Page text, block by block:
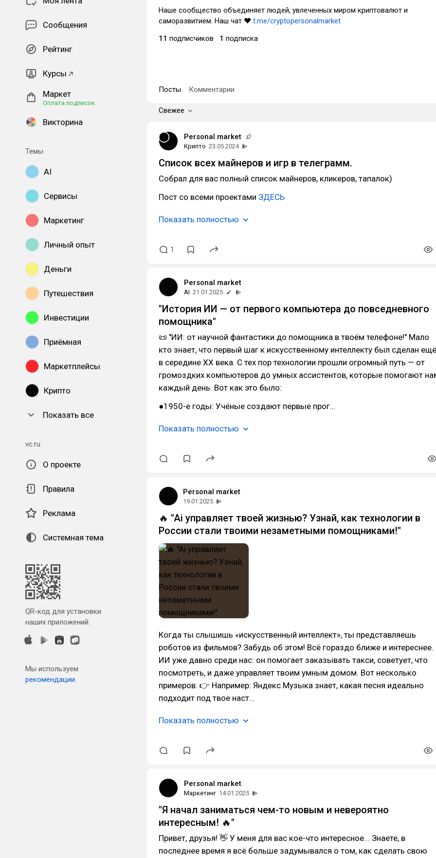
Сообщения
Рейтинг
Курсы
Маркет
Оплата подписок
Викторина
Темы
AI
Сервисы
Маркетинг
Личный опыт
Деньги
Путешествия
Инвестиции
Приёмная
Маркетплейсы
Крипто
Показать все
vc.ru
О проекте
Правила
Реклама
Системная тема
QR-код для установки
наших приложений.
Мы используем
рекомендации.
Наше сообщество объединяет людей, увлеченных миром криптовалют и
саморазвитием. Наш чат ❤ t.me/cryptopersonalmarket
11 подписчиков 1 подписка
Посты Комментарии
Свежее
Personal market
Крипто 23.05.2024
Список всех майнеров и игр в телеграмм.
Собрал для вас полный список майнеров, кликеров, тапалок)
Пост со всеми проектами ЗДЕСЬ
Показать полностью
1
Personal market
AI 21.01.2025
"История ИИ — от первого компьютера до повседневного
помощника"
📜 "ИИ: от научной фантастики до помощника в твоём телефоне!" Мало
кто знает, что первый шаг к искусственному интеллекту был сделан ещё
в середине XX века. С тех пор технологии прошли огромный путь — от
громоздких компьютеров до умных ассистентов, которые помогают
каждый день. Вот как это было:
●1950-е годы: Учёные создают первые прог…
Показать полностью
Personal market
19.01.2025
🔥 "Ai управляет твоей жизнью? Узнай, как технологии в
России стали твоими незаметными помощниками!"
Когда ты слышишь «искусственный интеллект», ты представляешь
роботов из фильмов? Забудь об этом! Всё гораздо ближе и интереснее.
ИИ уже давно среди нас: он помогает заказывать такси, советует, что
посмотреть, и даже управляет твоим умным домом. Вот несколько
примеров: 👉 Например: Яндекс.Музыка знает, какая песня идеально
подходит под твое наст…
Показать полностью
Personal market
Маркетинг 14.01.2025
"Я начал заниматься чем-то новым и невероятно
интересным! 🔥"
Привет, друзья! 👋 У меня для вас кое-что интересное... Знаете, в
последнее время я всё больше задумывался о том, как сделать свою